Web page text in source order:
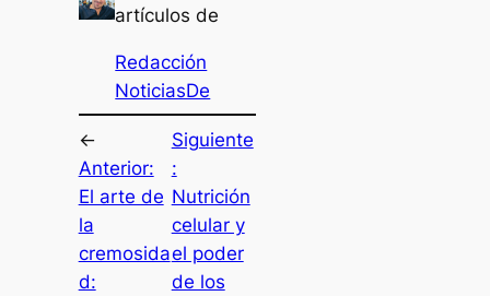
artículos de
Redacción
NoticiasDe
←
Anterior:
El arte de
la
cremosida
d:
Siguiente
:
Nutrición
celular y
el poder
de los